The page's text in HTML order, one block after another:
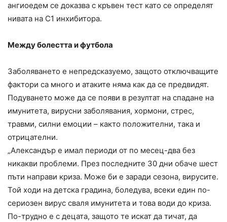
ангиоедем се доказва с кръвен тест като се определят
нивата на С1 инхибитора.
Между болестта и футбола
Заболяването е непредсказуемо, защото отключващите
фактори са много и атаките няма как да се предвидят.
Подуването може да се появи в резултат на спадане на
имунитета, вирусни заболявания, хормони, стрес,
травми, силни емоции – както положителни, така и
отрицателни.
„Александър е имал периоди от по месец-два без
никакви проблеми. През последните 30 дни обаче шест
пъти направи криза. Може би е заради сезона, вирусите.
Той ходи на детска градина, боледува, всеки един по-
сериозен вирус сваля имунитета и това води до криза.
По-трудно е с децата, защото те искат да тичат, да